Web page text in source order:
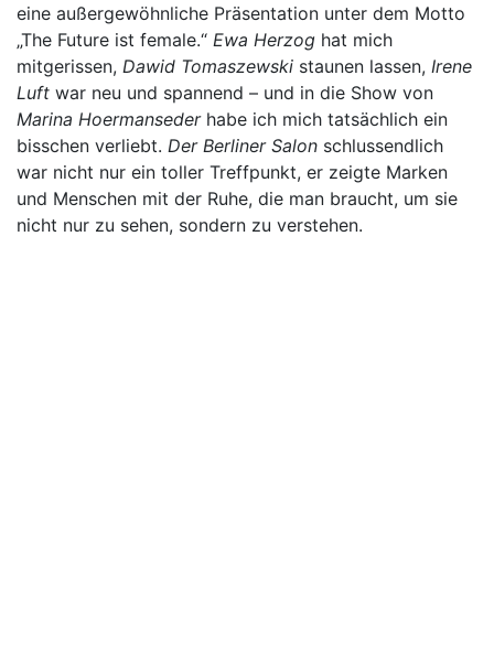
eine außergewöhnliche Präsentation unter dem Motto
„The Future ist female.“ Ewa Herzog hat mich
mitgerissen, Dawid Tomaszewski staunen lassen, Irene
Luft war neu und spannend – und in die Show von
Marina Hoermansederhabe ich mich tatsächlich ein
bisschen verliebt. Der Berliner Salon schlussendlich
war nicht nur ein toller Treffpunkt, er zeigte Marken
und Menschen mit der Ruhe, die man braucht, um sie
nicht nur zu sehen, sondern zu verstehen.